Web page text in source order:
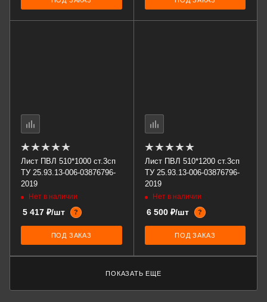
Лист ПВЛ 510*1000 ст.3сп
ТУ 25.93.13-006-03876796-
2019
Нет в наличии
5 417 ₽/шт ?
ПОД ЗАКАЗ
Лист ПВЛ 510*1200 ст.3сп
ТУ 25.93.13-006-03876796-
2019
Нет в наличии
6 500 ₽/шт ?
ПОД ЗАКАЗ
ПОКАЗАТЬ ЕЩЕ